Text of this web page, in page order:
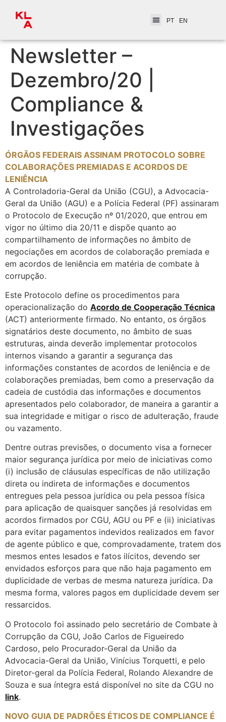
PT EN
Newsletter –
Dezembro/20 |
Compliance &
Investigações
ÓRGÃOS FEDERAIS ASSINAM PROTOCOLO SOBRE
COLABORAÇÕES PREMIADAS E ACORDOS DE
LENIÊNCIA
A Controladoria-Geral da União (CGU), a Advocacia-
Geral da União (AGU) e a Polícia Federal (PF) assinaram
o Protocolo de Execução nº 01/2020, que entrou em
vigor no último dia 20/11 e dispõe quanto ao
compartilhamento de informações no âmbito de
negociações em acordos de colaboração premiada e
em acordos de leniência em matéria de combate à
corrupção.
Este Protocolo define os procedimentos para
operacionalização do Acordo de Cooperação Técnica
(ACT) anteriormente firmado. No entanto, os órgãos
signatários deste documento, no âmbito de suas
estruturas, ainda deverão implementar protocolos
internos visando a garantir a segurança das
informações constantes de acordos de leniência e de
colaborações premiadas, bem como a preservação da
cadeia de custódia das informações e documentos
apresentados pelo colaborador, de maneira a garantir a
sua integridade e mitigar o risco de adulteração, fraude
ou vazamento.
Dentre outras previsões, o documento visa a fornecer
maior segurança jurídica por meio de iniciativas como
(i) inclusão de cláusulas específicas de não utilização
direta ou indireta de informações e documentos
entregues pela pessoa jurídica ou pela pessoa física
para aplicação de quaisquer sanções já resolvidas em
acordos firmados por CGU, AGU ou PF e (ii) iniciativas
para evitar pagamentos indevidos realizados em favor
de agente público e que, comprovadamente, tratem dos
mesmos entes lesados e fatos ilícitos, devendo ser
envidados esforços para que não haja pagamento em
duplicidade de verbas de mesma natureza jurídica. Da
mesma forma, valores pagos em duplicidade devem ser
ressarcidos.
O Protocolo foi assinado pelo secretário de Combate à
Corrupção da CGU, João Carlos de Figueiredo
Cardoso, pelo Procurador-Geral da União da
Advocacia-Geral da União, Vinícius Torquetti, e pelo
Diretor-geral da Polícia Federal, Rolando Alexandre de
Souza e sua íntegra está disponível no site da CGU no
link.
NOVO GUIA DE PADRÕES ÉTICOS DE COMPLIANCE É